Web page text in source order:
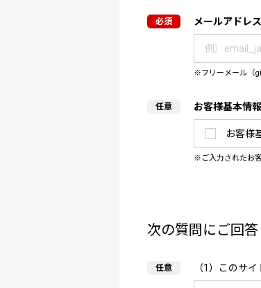
メールアドレス
フリーメール（
お客様基本情
お客様
ご入力されたお
次の質問にご回答
（1）このサ